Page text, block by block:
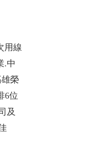
用線
.中
榮
6位
及